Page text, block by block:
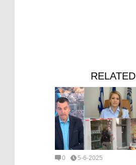
RELATED
0 5-6-2025